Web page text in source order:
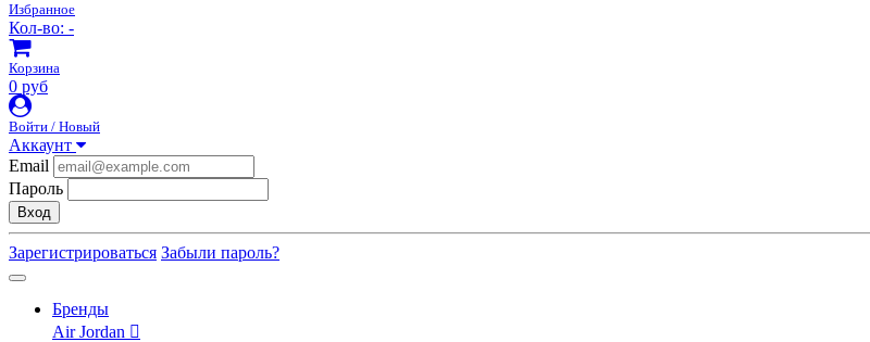
Избранное
Кол-во: -
Корзина
0 руб
Войти / Новый
Аккаунт
Email
Пароль
Вход
Зарегистрироваться Забыли пароль?
Бренды
Air Jordan